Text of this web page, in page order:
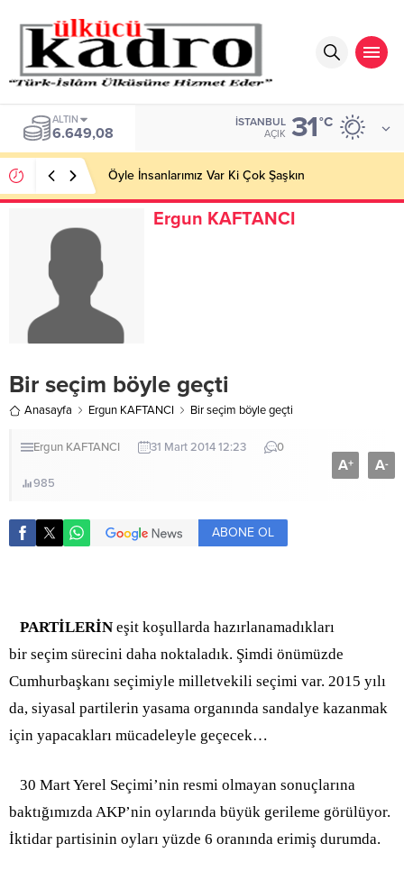
BIST
13.879,11
İSTANBUL
AÇIK 31°C
Öyle İnsanlarımız Var Ki Çok Şaşkın
Ergun KAFTANCI
Bir seçim böyle geçti
Anasayfa Ergun KAFTANCI Bir seçim böyle geçti
Ergun KAFTANCI 31 Mart 2014 12:23 0
985
A+ A-
ABONE OL
PARTİLERİN eşit koşullarda hazırlanamadıkları
bir seçim sürecini daha noktaladık. Şimdi önümüzde
Cumhurbaşkanı seçimiyle milletvekili seçimi var. 2015 yılı
da, siyasal partilerin yasama organında sandalye kazanmak
için yapacakları mücadeleyle geçecek…
30 Mart Yerel Seçimi’nin resmi olmayan sonuçlarına
baktığımızda AKP’nin oylarında büyük gerileme görülüyor.
İktidar partisinin oyları yüzde 6 oranında erimiş durumda.